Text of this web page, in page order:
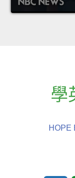
學
HOPE